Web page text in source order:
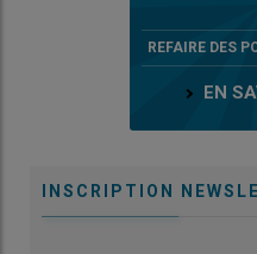
REFAIRE DES
EN
INSCRIPTION